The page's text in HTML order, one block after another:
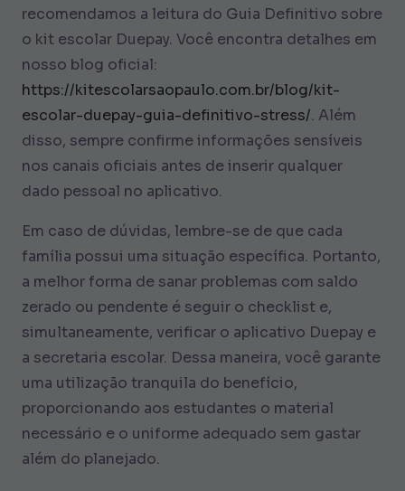
recomendamos a leitura do Guia Definitivo sobre
o kit escolar Duepay. Você encontra detalhes em
nosso blog oficial:
https://kitescolarsaopaulo.com.br/blog/kit-
escolar-duepay-guia-definitivo-stress/. Além
disso, sempre confirme informações sensíveis
nos canais oficiais antes de inserir qualquer
dado pessoal no aplicativo.
Em caso de dúvidas, lembre-se de que cada
família possui uma situação específica. Portanto,
a melhor forma de sanar problemas com saldo
zerado ou pendente é seguir o checklist e,
simultaneamente, verificar o aplicativo Duepay e
a secretaria escolar. Dessa maneira, você garante
uma utilização tranquila do benefício,
proporcionando aos estudantes o material
necessário e o uniforme adequado sem gastar
além do planejado.